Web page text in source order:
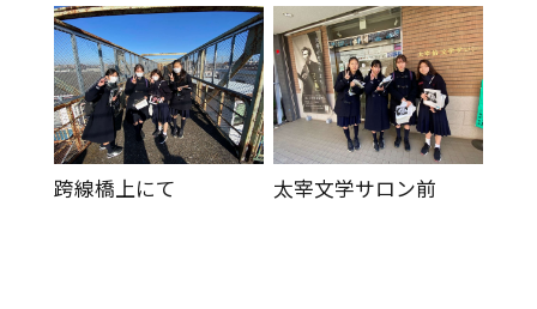
跨線橋上にて 太宰文学サロン前